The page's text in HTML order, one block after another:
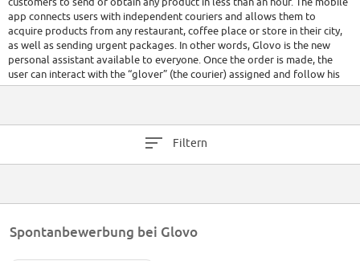
app connects users with independent couriers and allows them to
acquire products from any restaurant, coffee place or store in their city,
as well as sending urgent packages. In other words, Glovo is the new
personal assistant available to everyone. Once the order is made, the
user can interact with the “glover” (the courier) assigned and follow his
GPS position in real time.
Filtern
Spontanbewerbung bei Glovo